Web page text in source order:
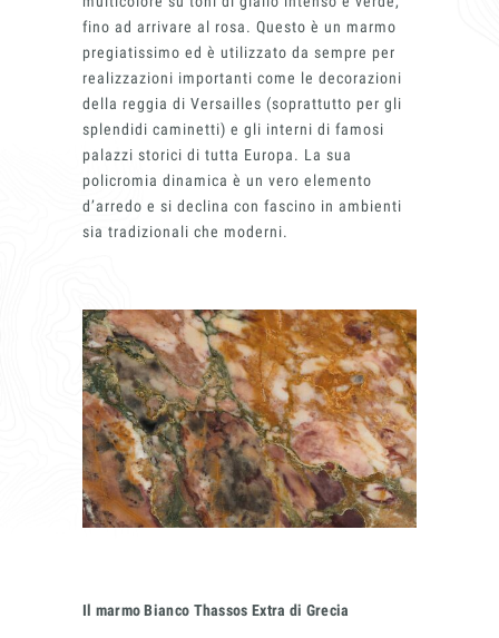
fino ad arrivare al rosa. Questo è un marmo
pregiatissimo ed è utilizzato da sempre per
realizzazioni importanti come le decorazioni
della reggia di Versailles (soprattutto per gli
splendidi caminetti) e gli interni di famosi
palazzi storici di tutta Europa. La sua
policromia dinamica è un vero elemento
d’arredo e si declina con fascino in ambienti
sia tradizionali che moderni.
Il marmo Bianco Thassos Extra di Grecia
Insieme per grandi progetti
Richiedi l'Architect's kit, il kit di
progettazione realizzato per architetti e
interior designer alla ricerca di pietre
Voglio ricevere il vostro